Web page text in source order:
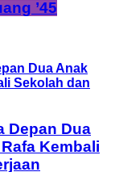
’45
Depan Dua
Kembali